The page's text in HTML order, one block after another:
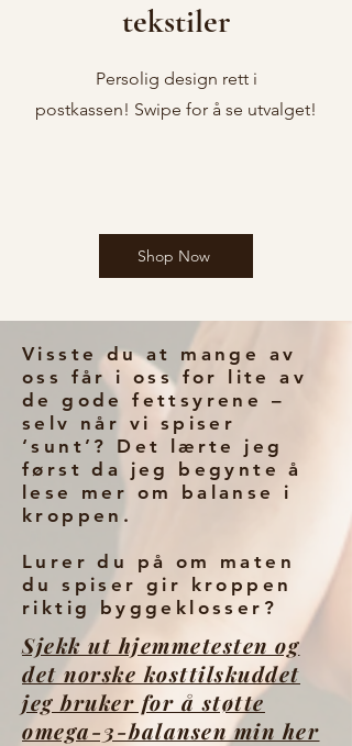
tekstiler
Persolig design rett i
postkassen! Swipe for å se utvalget!
Shop Now
Visste du at mange av
oss får i oss for lite av
de gode fettsyrene –
selv når vi spiser
‘sunt’? Det lærte jeg
først da jeg begynte å
lese mer om balanse i
kroppen.
Lurer du på om maten
du spiser gir kroppen
riktig byggeklosser?
Sjekk ut hjemmetesten og
det norske kosttilskuddet
jeg bruker for å støtte
omega-3-balansen min her